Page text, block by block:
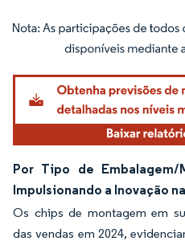
Imagem © Mordor Intelligence. O
Por Tipo de Embalagem/
Impulsionando a Inovação
Os chips de montagem em
das vendas em 2024,